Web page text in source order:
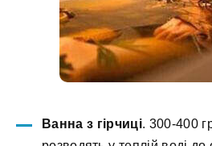
Ванна з гірчиці. 300-400